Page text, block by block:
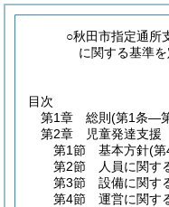
○秋田市指定通所
に関する基準
目次
第1章
総則 (第1条―
第2章
児童発達支援
第1節
基本方針(第
第2節
人員に関す
第3節
設備に関す
第4節
運営に関す